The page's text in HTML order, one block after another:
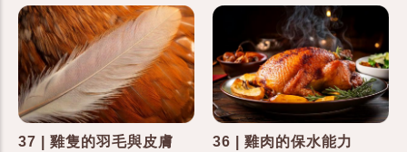
37 | 雞隻的羽毛與皮膚
36 | 雞肉的保水能力